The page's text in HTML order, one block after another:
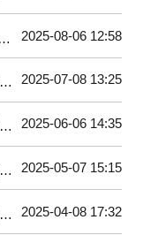
2025-08-06 12:58
2025-07-08 13:25
2025-06-06 14:35
2025-05-07 15:15
2025-04-08 17:32